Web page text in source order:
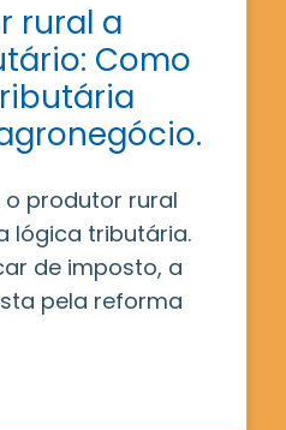
rural a
Como
o produtor rural
lógica tributária.
de imposto, a
pela reforma